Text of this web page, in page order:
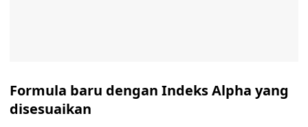
Formula baru dengan Indeks Alpha yang
disesuaikan